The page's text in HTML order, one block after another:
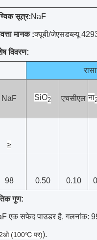
सूत्र:NaF
मानक :क्यूबी/जेएसडब्ल्यू
विवरण:
NaF SiO2 एचसीएल ना
≥
98 0.50 0.10
गुण:
एक सफेद पाउडर है, गलनांक:
(100℃ पर)).